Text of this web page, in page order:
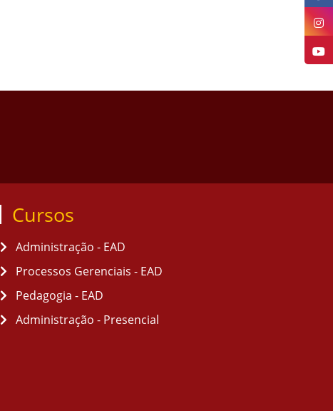
Cursos
Administração - EAD
Processos Gerenciais - EAD
Pedagogia - EAD
Administração - Presencial